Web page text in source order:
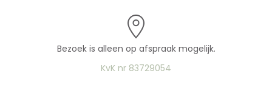
Bezoek is alleen op afspraak mogelijk.
KvK nr 83729054